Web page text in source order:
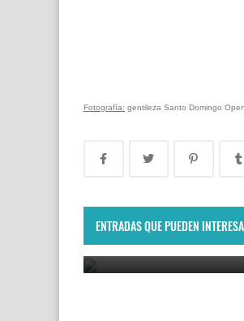
Fotografía: gentileza Santo Domingo
ENTRADAS QUE PUEDEN
participarán en el
June